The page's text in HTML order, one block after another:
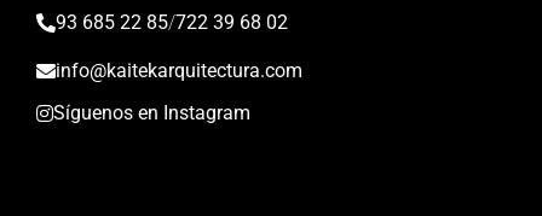
93 685 22 85/722 39 68 02
info@kaitekarquitectura.com
Síguenos en Instagram